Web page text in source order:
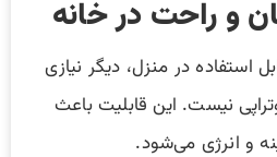
استفاده در منزل، دیگر نیازی
نیست. این قابلیت باعث
و انرژی می‌شود.